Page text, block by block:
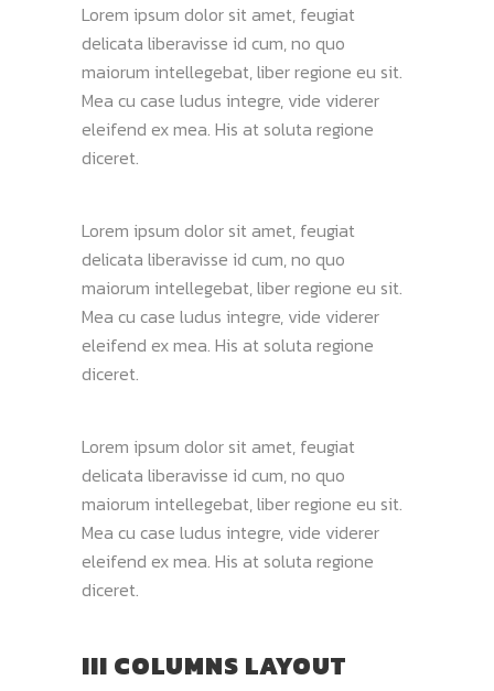
Lorem ipsum dolor sit amet, feugiat
delicata liberavisse id cum, no quo
maiorum intellegebat, liber regione eu sit.
Mea cu case ludus integre, vide viderer
eleifend ex mea. His at soluta regione
diceret.
Lorem ipsum dolor sit amet, feugiat
delicata liberavisse id cum, no quo
maiorum intellegebat, liber regione eu sit.
Mea cu case ludus integre, vide viderer
eleifend ex mea. His at soluta regione
diceret.
Lorem ipsum dolor sit amet, feugiat
delicata liberavisse id cum, no quo
maiorum intellegebat, liber regione eu sit.
Mea cu case ludus integre, vide viderer
eleifend ex mea. His at soluta regione
diceret.
III COLUMNS LAYOUT